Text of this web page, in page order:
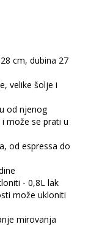
cm, dubina 27
velike šolje i
od njenog
može se prati u
od espressa do
- 0,8L lak
može ukloniti
mirovanja